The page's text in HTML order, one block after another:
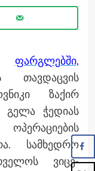
ფარგლებში,
თავდაცვის
ზაქირ
გელა ჭედიას
სამხედრო
ვიცე-